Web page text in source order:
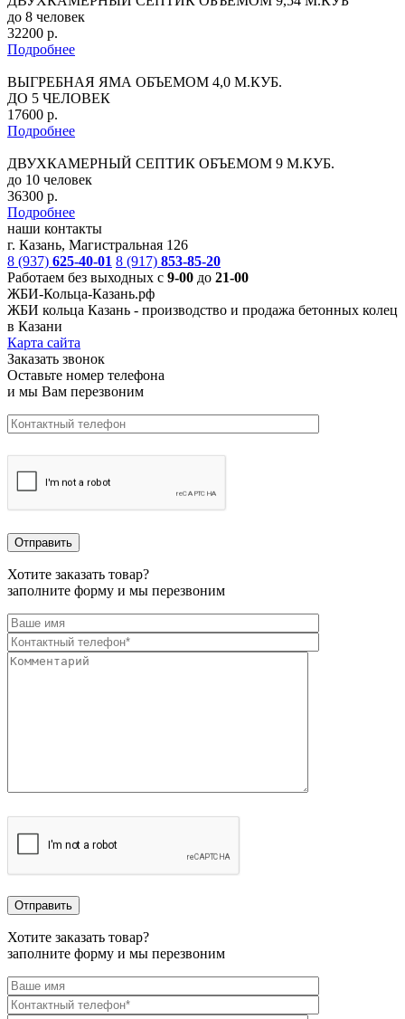
до 8 человек
32200 р.
Подробнее
ВЫГРЕБНАЯ ЯМА ОБЪЕМОМ 4,0 М.КУБ.
ДО 5 ЧЕЛОВЕК
17600 р.
Подробнее
ДВУХКАМЕРНЫЙ СЕПТИК ОБЪЕМОМ 9 М.КУБ.
до 10 человек
36300 р.
Подробнее
наши контакты
г. Казань, Магистральная 126
8 (937) 625-40-01 8 (917) 853-85-20
Работаем без выходных с 9-00 до 21-00
ЖБИ-Кольца-Казань.рф
ЖБИ кольца Казань - производство и продажа бетонных колец
в Казани
Карта сайта
Заказать звонок
Оставьте номер телефона
и мы Вам перезвоним
Хотите заказать товар?
заполните форму и мы перезвоним
Хотите заказать товар?
заполните форму и мы перезвоним